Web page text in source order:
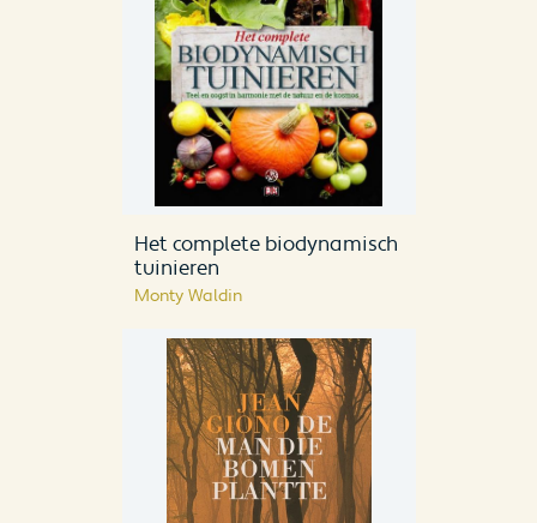
Het complete biodynamisch
tuinieren
Monty Waldin